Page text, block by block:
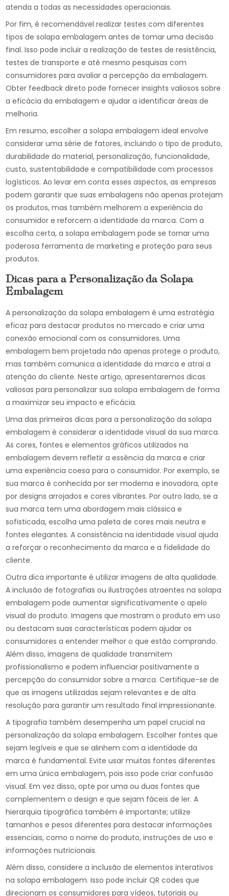
atenda a todas as necessidades operacionais.
Por fim, é recomendável realizar testes com diferentes
tipos de solapa embalagem antes de tomar uma decisão
final. Isso pode incluir a realização de testes de resistência,
testes de transporte e até mesmo pesquisas com
consumidores para avaliar a percepção da embalagem.
Obter feedback direto pode fornecer insights valiosos sobre
a eficácia da embalagem e ajudar a identificar áreas de
melhoria.
Em resumo, escolher a solapa embalagem ideal envolve
considerar uma série de fatores, incluindo o tipo de produto,
durabilidade do material, personalização, funcionalidade,
custo, sustentabilidade e compatibilidade com processos
logísticos. Ao levar em conta esses aspectos, as empresas
podem garantir que suas embalagens não apenas protejam
os produtos, mas também melhorem a experiência do
consumidor e reforcem a identidade da marca. Com a
escolha certa, a solapa embalagem pode se tornar uma
poderosa ferramenta de marketing e proteção para seus
produtos.
Dicas para a Personalização da Solapa
Embalagem
A personalização da solapa embalagem é uma estratégia
eficaz para destacar produtos no mercado e criar uma
conexão emocional com os consumidores. Uma
embalagem bem projetada não apenas protege o produto,
mas também comunica a identidade da marca e atrai a
atenção do cliente. Neste artigo, apresentaremos dicas
valiosas para personalizar sua solapa embalagem de forma
a maximizar seu impacto e eficácia.
Uma das primeiras dicas para a personalização da solapa
embalagem é considerar a identidade visual da sua marca.
As cores, fontes e elementos gráficos utilizados na
embalagem devem refletir a essência da marca e criar
uma experiência coesa para o consumidor. Por exemplo, se
sua marca é conhecida por ser moderna e inovadora, opte
por designs arrojados e cores vibrantes. Por outro lado, se a
sua marca tem uma abordagem mais clássica e
sofisticada, escolha uma paleta de cores mais neutra e
fontes elegantes. A consistência na identidade visual ajuda
a reforçar o reconhecimento da marca e a fidelidade do
cliente.
Outra dica importante é utilizar imagens de alta qualidade.
A inclusão de fotografias ou ilustrações atraentes na solapa
embalagem pode aumentar significativamente o apelo
visual do produto. Imagens que mostram o produto em uso
ou destacam suas características podem ajudar os
consumidores a entender melhor o que estão comprando.
Além disso, imagens de qualidade transmitem
profissionalismo e podem influenciar positivamente a
percepção do consumidor sobre a marca. Certifique-se de
que as imagens utilizadas sejam relevantes e de alta
resolução para garantir um resultado final impressionante.
A tipografia também desempenha um papel crucial na
personalização da solapa embalagem. Escolher fontes que
sejam legíveis e que se alinhem com a identidade da
marca é fundamental. Evite usar muitas fontes diferentes
em uma única embalagem, pois isso pode criar confusão
visual. Em vez disso, opte por uma ou duas fontes que
complementem o design e que sejam fáceis de ler. A
hierarquia tipográfica também é importante; utilize
tamanhos e pesos diferentes para destacar informações
essenciais, como o nome do produto, instruções de uso e
informações nutricionais.
Além disso, considere a inclusão de elementos interativos
na solapa embalagem. Isso pode incluir QR codes que
direcionam os consumidores para vídeos, tutoriais ou